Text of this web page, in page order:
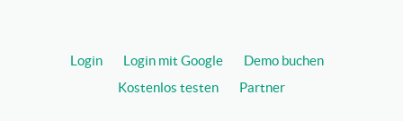
Login Login mit Google
Demo buchen
Kostenlos testen
Partner